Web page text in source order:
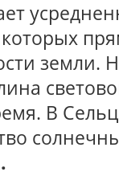
которых
земли.
В